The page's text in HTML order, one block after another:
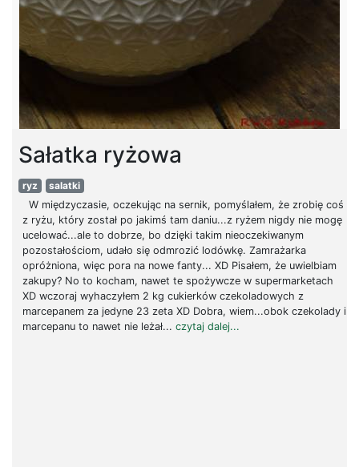
Sałatka ryżowa
ryz
salatki
W międzyczasie, oczekując na sernik, pomyślałem, że zrobię coś
z ryżu, który został po jakimś tam daniu...z ryżem nigdy nie mogę
ucelować...ale to dobrze, bo dzięki takim nieoczekiwanym
pozostałościom, udało się odmrozić lodówkę. Zamrażarka
opróżniona, więc pora na nowe fanty... XD Pisałem, że uwielbiam
zakupy? No to kocham, nawet te spożywcze w supermarketach
XD wczoraj wyhaczyłem 2 kg cukierków czekoladowych z
marcepanem za jedyne 23 zeta XD Dobra, wiem...obok czekolady i
marcepanu to nawet nie leżał... czytaj dalej...